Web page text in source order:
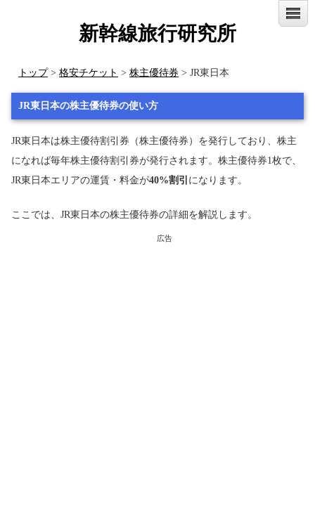
新幹線旅行研究所
トップ> 格安チケット > 株主優待券 > JR東日本
JR東日本の株主優待券の使い方
JR東日本は株主優待割引券（株主優待券）を発行しており、株主
になれば毎年株主優待割引券が発行されます。株主優待券1枚で、
JR東日本エリアの運賃・料金が40%割引 になります。
ここでは、JR東日本の株主優待券の詳細を解説します。
広告